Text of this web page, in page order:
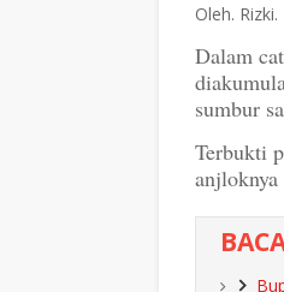
Oleh. Rizki.
Dalam
sumbur
Terbukti